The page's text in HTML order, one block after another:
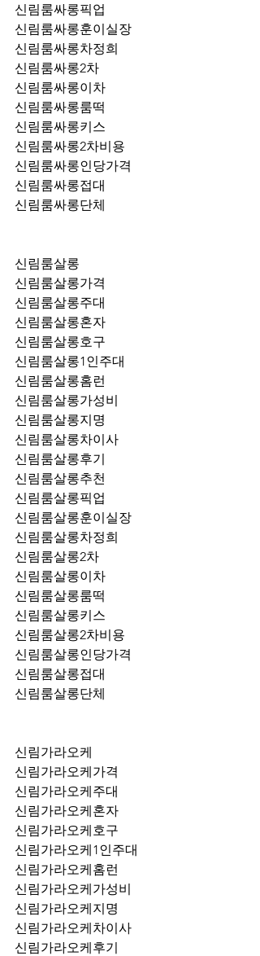
신림룸싸롱훈이실장
신림룸싸롱차정희
신림룸싸롱2차
신림룸싸롱이차
신림룸싸롱룸떡
신림룸싸롱키스
신림룸싸롱2차비용
신림룸싸롱인당가격
신림룸싸롱접대
신림룸싸롱단체
신림룸살롱
신림룸살롱가격
신림룸살롱주대
신림룸살롱혼자
신림룸살롱호구
신림룸살롱1인주대
신림룸살롱홈런
신림룸살롱가성비
신림룸살롱지명
신림룸살롱차이사
신림룸살롱후기
신림룸살롱추천
신림룸살롱훈이실장
신림룸살롱차정희
신림룸살롱2차
신림룸살롱이차
신림룸살롱룸떡
신림룸살롱키스
신림룸살롱2차비용
신림룸살롱인당가격
신림룸살롱접대
신림룸살롱단체
신림가라오케
신림가라오케가격
신림가라오케주대
신림가라오케혼자
신림가라오케호구
신림가라오케1인주대
신림가라오케홈런
신림가라오케가성비
신림가라오케지명
신림가라오케차이사
신림가라오케후기